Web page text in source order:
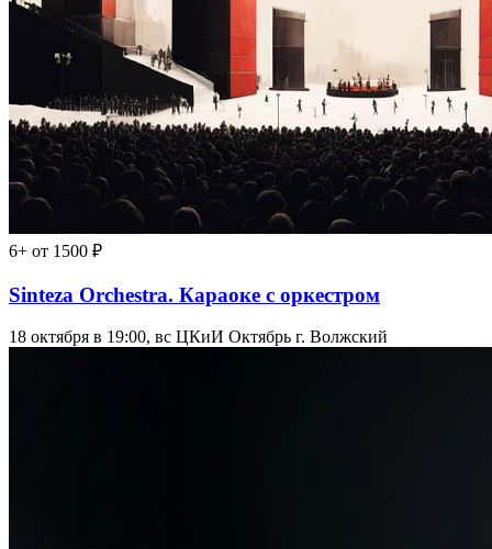
6+ от 1500 ₽
Sinteza Orchestra. Караоке с оркестром
18 октября в 19:00, вс ЦКиИ Октябрь г. Волжский